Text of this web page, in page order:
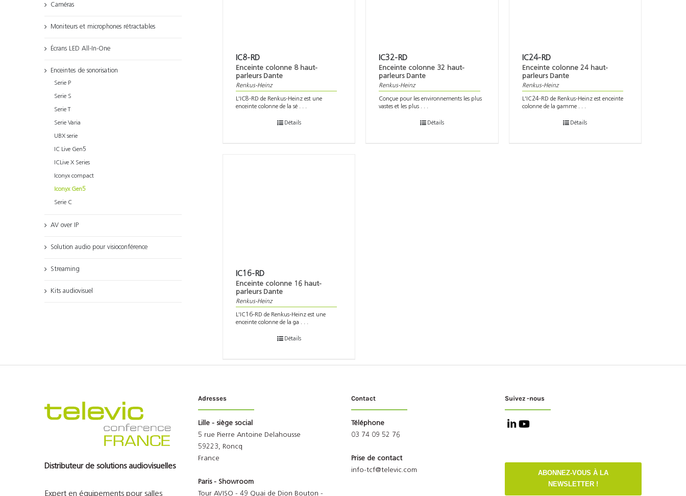
IC8-RD
Enceinte colonne 8 haut-
parleurs Dante
Renkus-Heinz
L'IC8-RD de Renkus-Heinz est une
enceinte colonne de la sé . . .
Détails
IC32-RD
Enceinte colonne 32 haut-
parleurs Dante
Renkus-Heinz
Conçue pour les environnements les plus
vastes et les plus . . .
Détails
IC24-RD
Enceinte colonne 24 haut-
parleurs Dante
Renkus-Heinz
L'IC24-RD de Renkus-Heinz est enceinte
colonne de la gamme . . .
Détails
IC16-RD
Enceinte colonne 16 haut-
parleurs Dante
Renkus-Heinz
L'IC16-RD de Renkus-Heinz est une
enceinte colonne de la ga . . .
Détails
Caméras
Moniteurs et microphones rétractables
Écrans LED All-In-One
Enceintes de sonorisation
Serie P
Serie S
Serie T
Serie Varia
UBX serie
IC Live Gen5
ICLive X Series
Iconyx compact
Iconyx Gen5
Serie C
AV over IP
Solution audio pour visioconférence
Streaming
Kits audiovisuel
Distributeur de solutions audiovisuelles
Expert en équipements pour salles
Adresses
Lille - siège social
5 rue Pierre Antoine Delahousse
59223, Roncq
France
Paris - Showroom
Tour AVISO - 49 Quai de Dion Bouton -
Contact
Téléphone
03 74 09 52 76
Prise de contact
info-tcf@televic.com
Suivez -nous
ABONNEZ-VOUS À LA
NEWSLETTER !